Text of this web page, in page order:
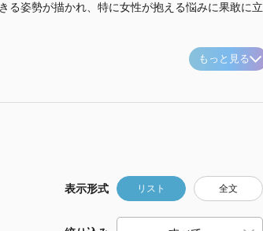
る姿勢が描かれ、特に女性が抱える悩みに果敢に立
もっと見る
表示形式 リスト 全文